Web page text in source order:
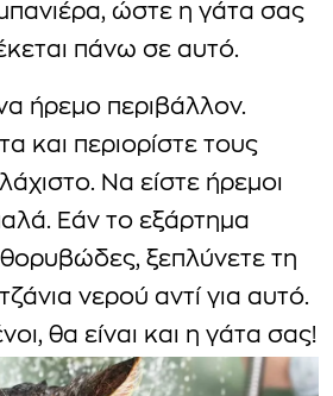
ώστε η γάτα σας
πάνω σε αυτό.
ήρεμο περιβάλλον.
και περιορίστε τους
Να είστε ήρεμοι
Εάν το εξάρτημα
ξεπλύνετε τη
νερού αντί για αυτό.
θα είναι και η γάτα σας!